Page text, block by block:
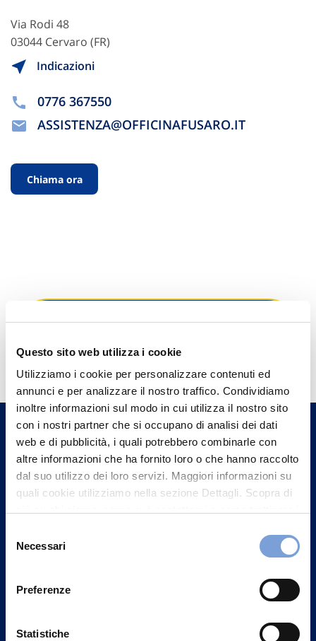
Questo sito web utilizza i cookie
Utilizziamo i cookie per personalizzare contenuti ed
annunci e per analizzare il nostro traffico. Condividiamo
inoltre informazioni sul modo in cui utilizza il nostro sito
con i nostri partner che si occupano di analisi dei dati
web e di pubblicità, i quali potrebbero combinarle con
altre informazioni che ha fornito loro o che hanno raccolto
dal suo utilizzo dei loro servizi. Maggiori informazioni su
quali cookie utilizziamo nella sezione Dettagli. Scopra di
può trovare nel footer del sito nella sezione "Informativa
delNecessari
Preferenze
Statistiche
Via Rodi 48
03044 Cervaro (FR)
Indicazioni
0776 367550
ASSISTENZA@OFFICINAFUSARO.IT
Chiama ora
Hai bisogno di
informazioni?
Trova l'Agenzia più vicina a te e parla con
un nostro Agente.
Contattaci